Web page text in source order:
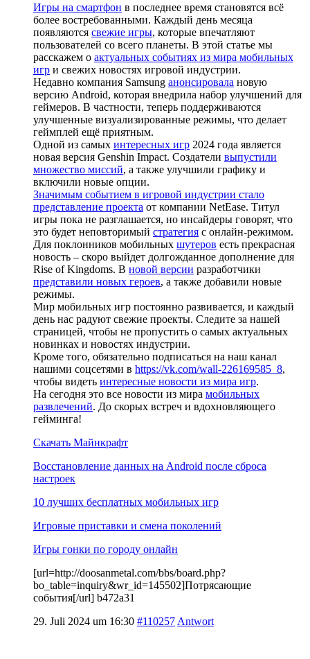
Игры на смартфон в последнее время становятся всё
более востребованными. Каждый день месяца
появляются свежие игры, которые впечатляют
пользователей со всего планеты. В этой статье мы
расскажем о актуальных событиях из мира мобильных
игр и свежих новостях игровой индустрии.
Недавно компания Samsung анонсировала новую
версию Android, которая внедрила набор улучшений для
геймеров. В частности, теперь поддерживаются
улучшенные визуализированные режимы, что делает
геймплей ещё приятным.
Одной из самых интересных игр 2024 года является
новая версия Genshin Impact. Создатели выпустили
множество миссий, а также улучшили графику и
включили новые опции.
Значимым событием в игровой индустрии стало
представление проекта от компании NetEase. Титул
игры пока не разглашается, но инсайдеры говорят, что
это будет неповторимый стратегия с онлайн-режимом.
Для поклонников мобильных шутеров есть прекрасная
новость – скоро выйдет долгожданное дополнение для
Rise of Kingdoms. В новой версии разработчики
представили новых героев, а также добавили новые
режимы.
Мир мобильных игр постоянно развивается, и каждый
день нас радуют свежие проекты. Следите за нашей
страницей, чтобы не пропустить о самых актуальных
новинках и новостях индустрии.
Кроме того, обязательно подписаться на наш канал
нашими соцсетями в https://vk.com/wall-226169585_8,
чтобы видеть интересные новости из мира игр.
На сегодня это все новости из мира мобильных
развлечений. До скорых встреч и вдохновляющего
гейминга!
Скачать Майнкрафт
Восстановление данных на Android после сброса
настроек
10 лучших бесплатных мобильных игр
Игровые приставки и смена поколений
Игры гонки по городу онлайн
[url=http://doosanmetal.com/bbs/board.php?
bo_table=inquiry&wr_id=145502]Потрясающие
события[/url] b472a31
29. Juli 2024 um 16:30 #110257 Antwort